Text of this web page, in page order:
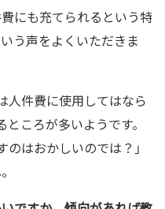
にも充てられるという特
う声をよくいただきま
人件費に使用してはなら
ころが多いようです。
のはおかしいのでは？」